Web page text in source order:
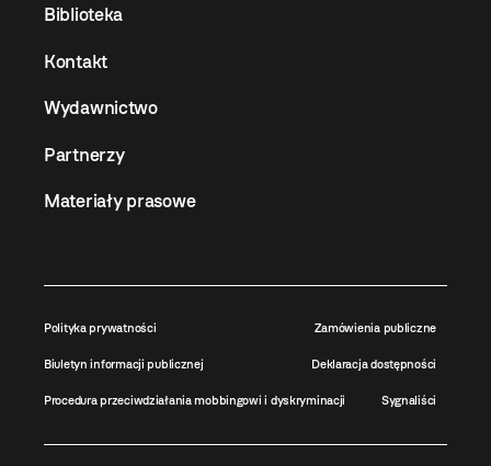
Biblioteka
Kontakt
Wydawnictwo
Partnerzy
Materiały prasowe
Polityka prywatności Zamówienia publiczne
Biuletyn informacji publicznej Deklaracja dostępności
Procedura przeciwdziałania mobbingowi i dyskryminacji Sygnaliści